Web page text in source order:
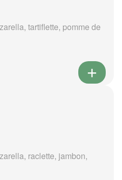
tartiflette, pomme de
raclette, jambon,